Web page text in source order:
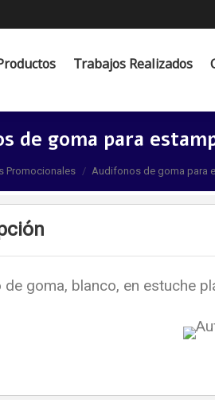
Trabajos Realizados
de goma para
Promocionales Audifonos de goma para
goma, blanco, en estuche